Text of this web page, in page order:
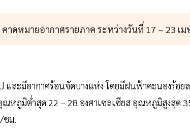
าดหมายอากาศรายภาค ระหว่างวันที่ 17 – 23 เ
และมีอากาศร้อนจัดบางแห่ง โดยมีฝนฟ้าคะนองร้อ
ณหภูมิต่ำสุด 22 – 28 องศาเซลเซียส อุณหภูมิสูงสุด
ชม.